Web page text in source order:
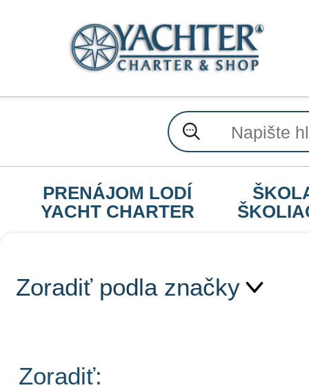
PRENÁJOM LODÍ
YACHT CHARTER
Zoradiť podla značky
Zoradiť: